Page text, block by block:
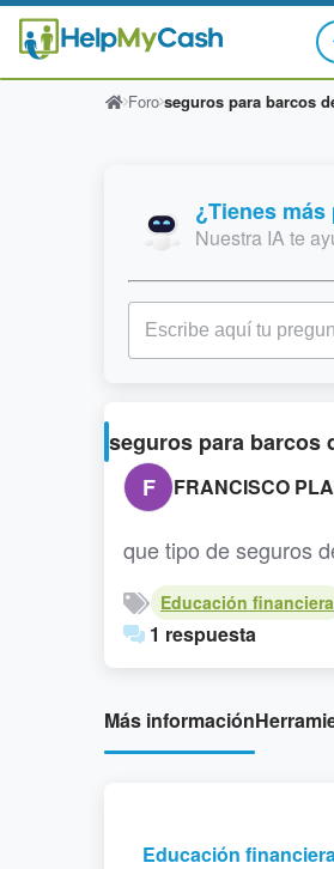
Foro seguros para barcos
¿Tienes
Nuestra IA te
seguros para barcos
F FRANCISCO
que tipo de seguros
Educación financiera
1 respuesta
Más información
Educación